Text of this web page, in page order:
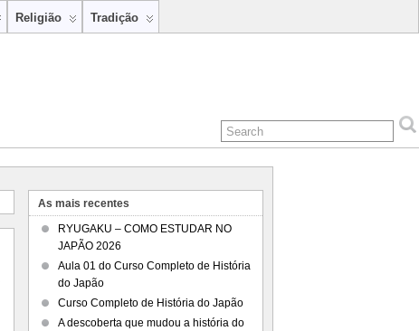
Religião Tradição
As mais recentes
RYUGAKU – COMO ESTUDAR NO
JAPÃO 2026
Aula 01 do Curso Completo de História
do Japão
Curso Completo de História do Japão
A descoberta que mudou a história do